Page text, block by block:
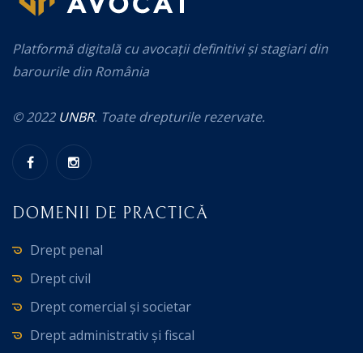
Platformă digitală cu avocații definitivi și stagiari din
barourile din România
© 2022 UNBR. Toate drepturile rezervate.
DOMENII DE PRACTICĂ
Drept penal
Drept civil
Drept comercial și societar
Drept administrativ și fiscal